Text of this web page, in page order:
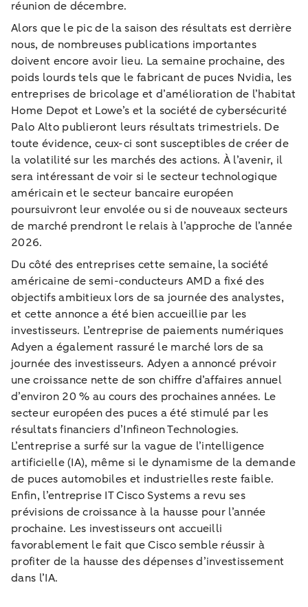
réunion de décembre.
Alors que le pic de la saison des résultats est derrière
nous, de nombreuses publications importantes
doivent encore avoir lieu. La semaine prochaine, des
poids lourds tels que le fabricant de puces Nvidia, les
entreprises de bricolage et d’amélioration de l’habitat
Home Depot et Lowe’s et la société de cybersécurité
Palo Alto publieront leurs résultats trimestriels. De
toute évidence, ceux-ci sont susceptibles de créer de
la volatilité sur les marchés des actions. À l’avenir, il
sera intéressant de voir si le secteur technologique
américain et le secteur bancaire européen
poursuivront leur envolée ou si de nouveaux secteurs
de marché prendront le relais à l’approche de l’année
2026.
Du côté des entreprises cette semaine, la société
américaine de semi-conducteurs AMD a fixé des
objectifs ambitieux lors de sa journée des analystes,
et cette annonce a été bien accueillie par les
investisseurs. L’entreprise de paiements numériques
Adyen a également rassuré le marché lors de sa
journée des investisseurs. Adyen a annoncé prévoir
une croissance nette de son chiffre d’affaires annuel
d’environ 20 % au cours des prochaines années. Le
secteur européen des puces a été stimulé par les
résultats financiers d’Infineon Technologies.
L’entreprise a surfé sur la vague de l’intelligence
artificielle (IA), même si le dynamisme de la demande
de puces automobiles et industrielles reste faible.
Enfin, l’entreprise IT Cisco Systems a revu ses
prévisions de croissance à la hausse pour l’année
prochaine. Les investisseurs ont accueilli
favorablement le fait que Cisco semble réussir à
profiter de la hausse des dépenses d’investissement
dans l’IA.